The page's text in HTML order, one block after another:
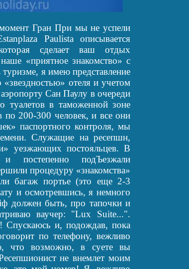
момент Гран При мы не успели
Paulista описывается
сделает ваш отдых
«приятное знакомство» с
я имею представление
«звездностью» отеля и учетом
Сан Паулу в очереди
туалетов в таможенной зоне
по 200-300 человек, и все они
паспортного контроля, мы
Служащие на ресепшн,
уезжающих постояльцев. В
постепенно подЪезжали
процедуру «знакомства»
багаж портье (это еще 2-3
и осмотревшись, я немного
должен быть, про тапочки и
ваучер: "Lux Suite...".
и, подождав, пока
по телефону, вежливо
что возможно, в суете вы
не внемлет моим